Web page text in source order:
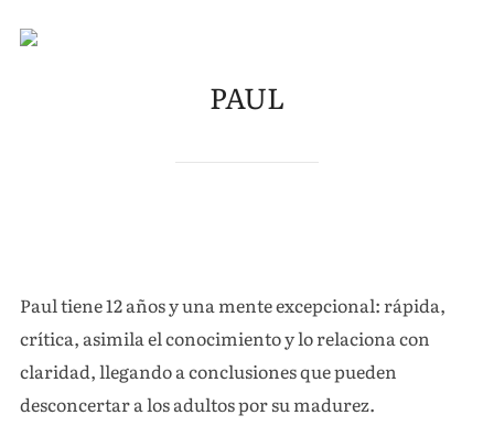
PAUL
Paul tiene 12 años y una mente excepcional: rápida,
crítica, asimila el conocimiento y lo relaciona con
claridad, llegando a conclusiones que pueden
desconcertar a los adultos por su madurez.